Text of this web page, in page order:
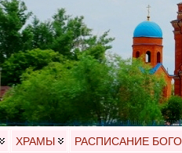
ХРАМЫ РАСПИСАНИЕ